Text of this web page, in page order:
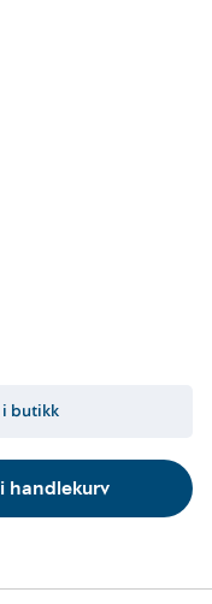
butikk
handlekurv